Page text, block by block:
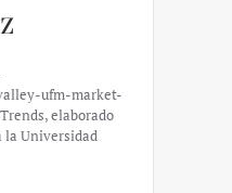
ufm-market-
elaborado
la Universidad